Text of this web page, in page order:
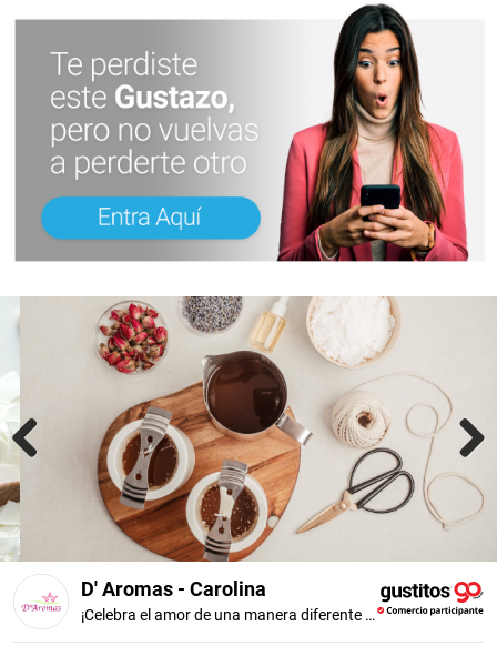
Previous Next
D' Aromas - Carolina
¡Celebra el amor de una manera diferente y creativa!